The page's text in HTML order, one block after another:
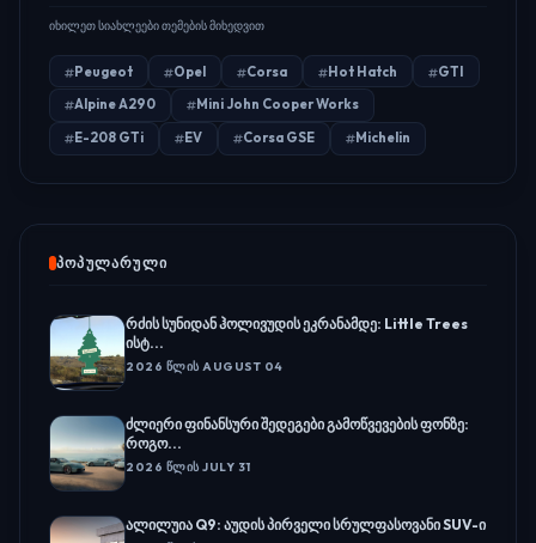
იხილეთ სიახლეები თემების მიხედვით
Peugeot Opel Corsa Hot Hatch
GTI
Alpine A290
Mini John Cooper Works
E-208 GTi
EV Corsa GSE Michelin
ᲞᲝᲞᲣᲚᲐᲠᲣᲚᲘ
რძის სუნიდან ჰოლივუდის ეკრანამდე: Little Trees
ისტ...
2026 ᲬᲚᲘᲡ AUGUST 04
ძლიერი ფინანსური შედეგები გამოწვევების ფონზე:
როგო...
2026 ᲬᲚᲘᲡ JULY 31
ალილუია Q9: აუდის პირველი სრულფასოვანი SUV-ი